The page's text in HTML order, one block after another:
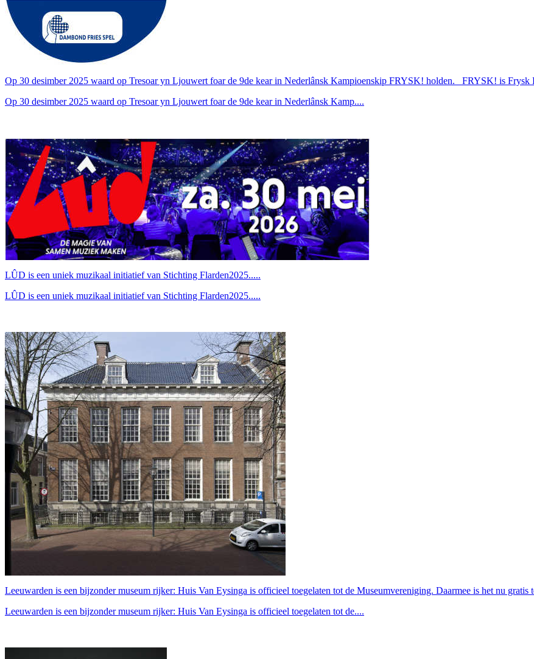
Op 30 desimber 2025 waard op Tresoar yn Ljouwert foar de 9de kear in Nederlânsk Kampioenskip FRYSK! holden. FRYSK! is Frysk
Op 30 desimber 2025 waard op Tresoar yn Ljouwert foar de 9de kear in Nederlânsk Kamp....
LÛD is een uniek muzikaal initiatief van Stichting Flarden2025.....
LÛD is een uniek muzikaal initiatief van Stichting Flarden2025.....
Leeuwarden is een bijzonder museum rijker: Huis Van Eysinga is officieel toegelaten tot de Museumvereniging. Daarmee is het nu
Leeuwarden is een bijzonder museum rijker: Huis Van Eysinga is officieel toegelaten tot de....